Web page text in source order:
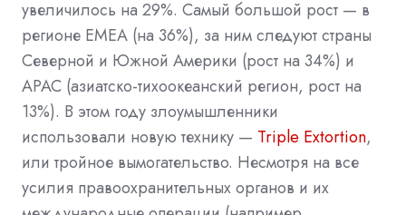
увеличилось на 29%. Самый большой рост — в
регионе EMEA (на 36%), за ним следуют страны
Северной и Южной Америки (рост на 34%) и
APAC (азиатско-тихоокеанский регион, рост на
13%). В этом году злоумышленники
использовали новую технику — Triple Extortion,
или тройное вымогательство. Несмотря на все
усилия правоохранительных органов и их